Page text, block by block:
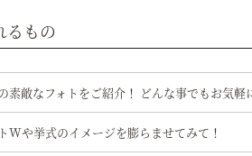
るもの
素敵なフォトをご紹介！ どんな事でもお気
Wや挙式のイメージを膨らませてみて！